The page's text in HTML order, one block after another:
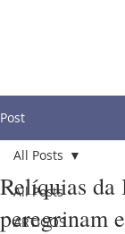
Post
All Posts
ARTIGOS
All Posts
Relíquias da
peregrinam